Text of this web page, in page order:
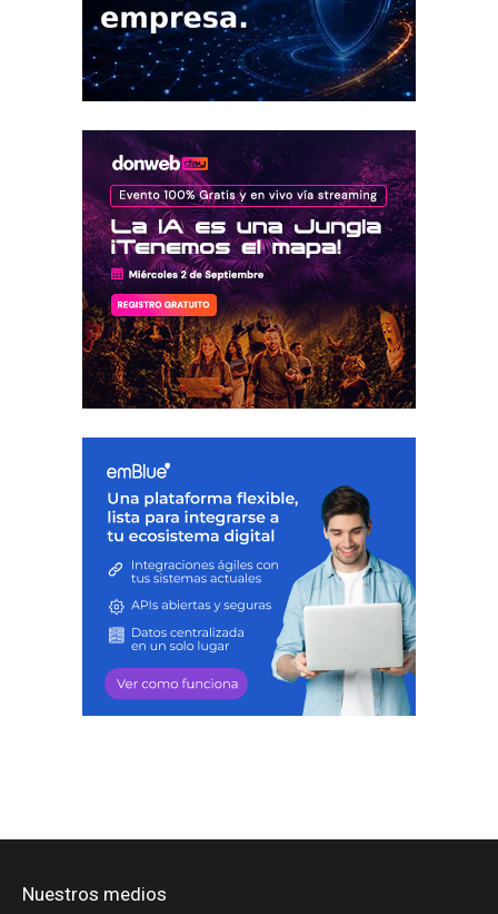
Nuestros medios